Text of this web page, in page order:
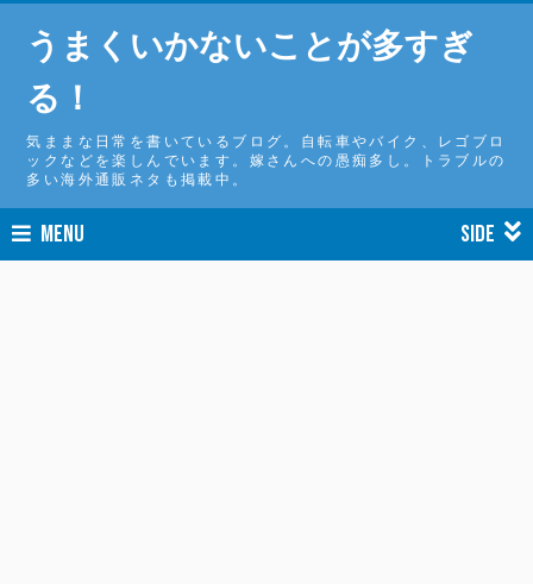
うまくいかないことが多すぎ
る！
気ままな日常を書いているブログ。自転車やバイク、レゴブロ
ックなどを楽しんでいます。嫁さんへの愚痴多し。トラブルの
多い海外通販ネタも掲載中。
MENU SIDE